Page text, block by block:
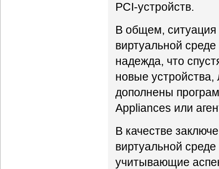
PCI-устройств.
В общем,
виртуальной
надежда, что
новые
дополнены
Appliances или
В качестве
виртуальной
учитывающие